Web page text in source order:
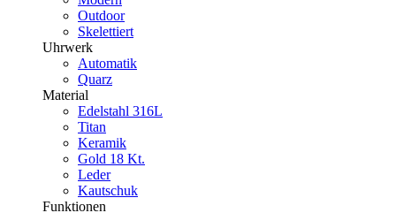
Outdoor
Skelettiert
Uhrwerk
Automatik
Quarz
Material
Edelstahl 316L
Titan
Keramik
Gold 18 Kt.
Leder
Kautschuk
Funktionen